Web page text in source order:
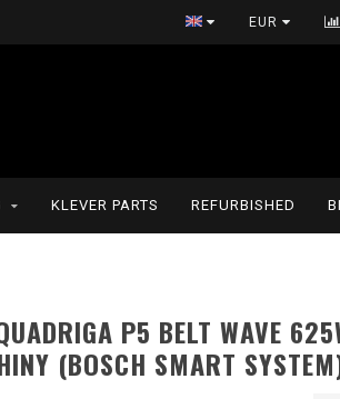
Persoonlijke service
EUR
KLEVER PARTS REFURBISHED
P5 BELT WAVE
(BOSCH SMART